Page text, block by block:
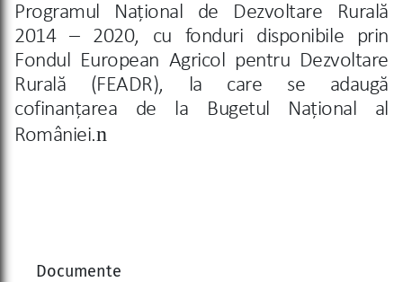
Programul Național de Dezvoltare Rurală
2014 – 2020, cu fonduri disponibile prin
Fondul European Agricol pentru Dezvoltare
Rurală (FEADR), la care se adaugă
cofinanțarea de la Bugetul Național al
României.n
Documente